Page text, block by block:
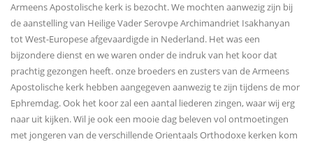
Armeens Apostolische kerk is bezocht. We mochten aanwezig zijn bij
de aanstelling van Heilige Vader Serovpe Archimandriet Isakhanyan
tot West-Europese afgevaardigde in Nederland. Het was een
bijzondere dienst en we waren onder de indruk van het koor dat
prachtig gezongen heeft. onze broeders en zusters van de Armeens
Apostolische kerk hebben aangegeven aanwezig te zijn tijdens de mor
Ephremdag. Ook het koor zal een aantal liederen zingen, waar wij erg
naar uit kijken. Wil je ook een mooie dag beleven vol ontmoetingen
met jongeren van de verschillende Orientaals Orthodoxe kerken kom